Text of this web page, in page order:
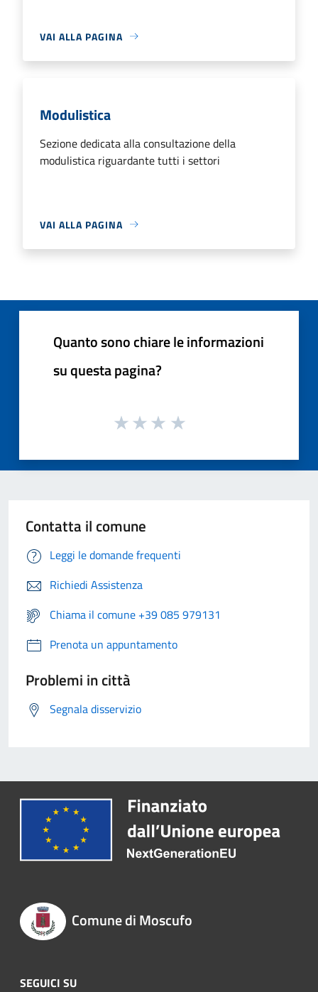
VAI ALLA PAGINA
Modulistica
Sezione dedicata alla consultazione della
modulistica riguardante tutti i settori
VAI ALLA PAGINA
Quanto sono chiare le informazioni
su questa pagina?
Contatta il comune
Leggi le domande frequenti
Richiedi Assistenza
Chiama il comune +39 085 979131
Prenota un appuntamento
Problemi in città
Segnala disservizio
Comune di Moscufo
SEGUICI SU